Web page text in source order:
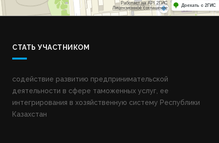
СТАТЬ УЧАСТНИКОМ
содействие развитию предпринимательской
деятельности в сфере таможенных услуг, ее
интегрирования в хозяйственную систему Республики
Казахстан